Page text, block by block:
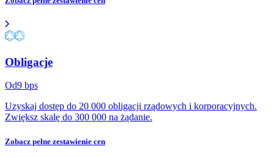
Obligacje
Od9 bps
Uzyskaj dostęp do 20 000 obligacji rządowych i korporacyjnych.
Zwiększ skalę do 300 000 na żądanie.
Zobacz pełne zestawienie cen